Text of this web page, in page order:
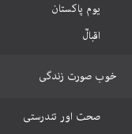
یوم پاکستان
اقبالؒ
خوب صورت زندگی
صحت اور تندرستی